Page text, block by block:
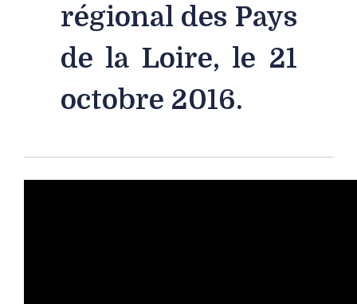
régional des Pays
de la Loire, le 21
octobre 2016.